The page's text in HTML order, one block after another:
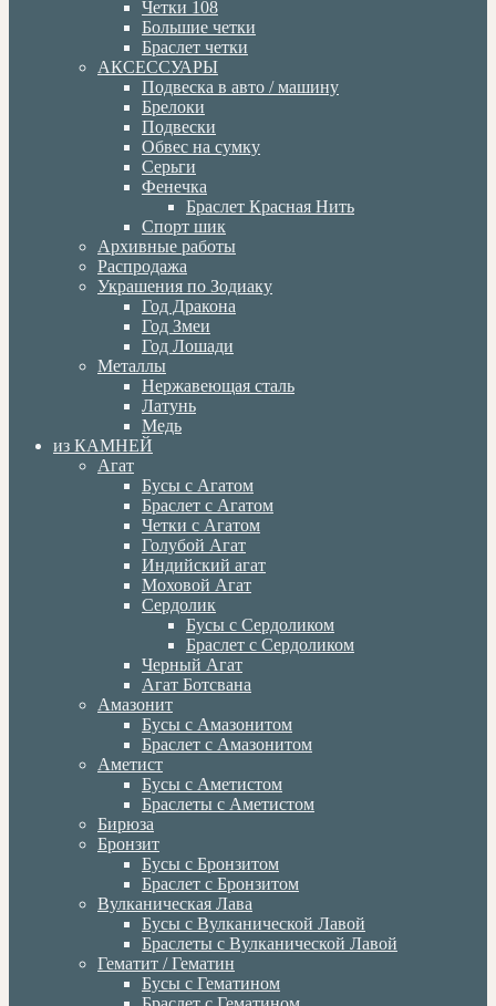
Четки 108
Большие четки
Браслет четки
АКСЕССУАРЫ
Подвеска в авто / машину
Брелоки
Подвески
Обвес на сумку
Серьги
Фенечка
Браслет Красная Нить
Спорт шик
Архивные работы
Распродажа
Украшения по Зодиаку
Год Дракона
Год Змеи
Год Лошади
Металлы
Нержавеющая сталь
Латунь
Медь
из КАМНЕЙ
Агат
Бусы с Агатом
Браслет с Агатом
Четки с Агатом
Голубой Агат
Индийский агат
Моховой Агат
Сердолик
Бусы с Сердоликом
Браслет с Сердоликом
Черный Агат
Агат Ботсвана
Амазонит
Бусы с Амазонитом
Браслет с Амазонитом
Аметист
Бусы с Аметистом
Браслеты с Аметистом
Бирюза
Бронзит
Бусы с Бронзитом
Браслет с Бронзитом
Вулканическая Лава
Бусы с Вулканической Лавой
Браслеты с Вулканической Лавой
Гематит / Гематин
Бусы с Гематином